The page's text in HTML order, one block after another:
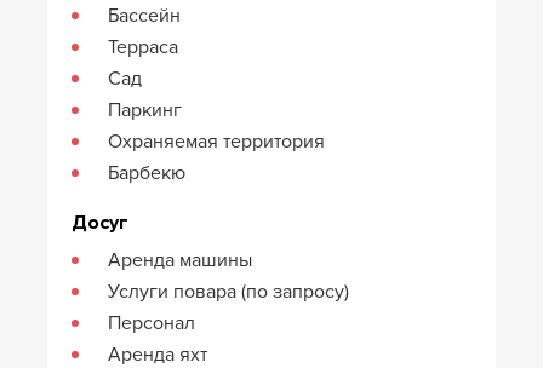
Бассейн
Терраса
Сад
Паркинг
Охраняемая территория
Барбекю
Досуг
Аренда машины
Услуги повара (по запросу)
Персонал
Аренда яхт